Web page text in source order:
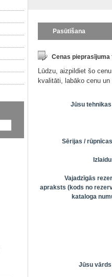
Pasūtīšana
Cenas pieprasījuma
Lūdzu, aizpildiet šo
kvalitāti, labāko cenu
Jūsu
Sērijas /
Vajadzīgās
apraksts (kods no
kataloga
Jūsu